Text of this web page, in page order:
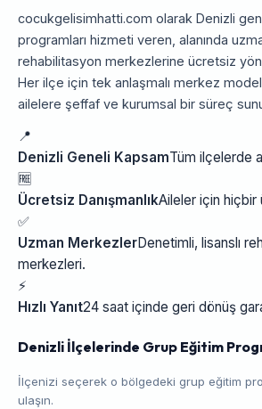
cocukgelisimhatti.com olarak Denizli
programları hizmeti veren, alanında
rehabilitasyon merkezlerine ücretsiz
Her ilçe için tek anlaşmalı merkez
ailelere şeffaf ve kurumsal bir süreç
📍
Denizli Geneli KapsamTüm ilçelerde
🆓
Ücretsiz DanışmanlıkAileler için hiçbir
✅
Uzman MerkezlerDenetimli, lisanslı
merkezleri.
⚡
Hızlı Yanıt24 saat içinde geri dönüş
Denizli İlçelerinde Grup Eğitim
İlçenizi seçerek o bölgedeki grup eğitim
ulaşın.